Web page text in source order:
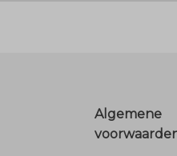
Footer
Algemene